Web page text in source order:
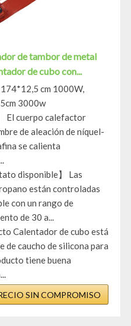
de tambor de metal
de cubo con...
cm 1000W,
3000w
El cuerpo calefactor
de aleación de níquel-
se calienta
disponible】 Las
están controladas
con un rango de
de 30 a...
Calentador de cubo está
de caucho de silicona para
tiene buena
SIN COMPROMISO